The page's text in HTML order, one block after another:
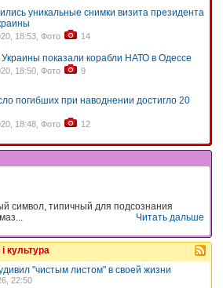
уникальные снимки визита президента
18:53, Фото 14
показали корабли НАТО в Одессе
18:50, Фото 9
погибших при наводнении достигло 20
18:48, Фото 12
символ, типичный для подсознания
Читать дальше
культура
"чистым листом" в своей жизни
22:50